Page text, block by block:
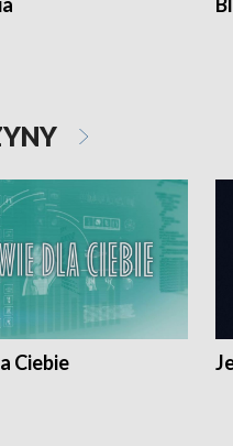
Ciebie